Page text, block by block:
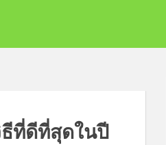
ที่ดีที่สุดในปี